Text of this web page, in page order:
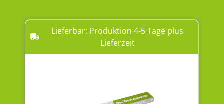
Lieferbar: Produktion 4-5 Tage plus
Lieferzeit